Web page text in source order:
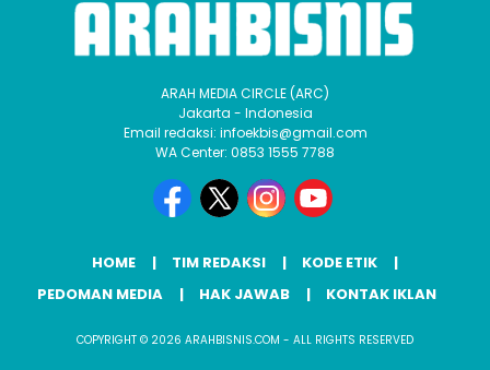
ARAH MEDIA CIRCLE (ARC)
Jakarta - Indonesia
Email redaksi: infoekbis@gmail.com
WA Center: 0853 1555 7788
HOME TIM REDAKSI
KODE ETIK
PEDOMAN MEDIA
HAK JAWAB KONTAK IKLAN
COPYRIGHT © 2026 ARAHBISNIS.COM - ALL RIGHTS RESERVED